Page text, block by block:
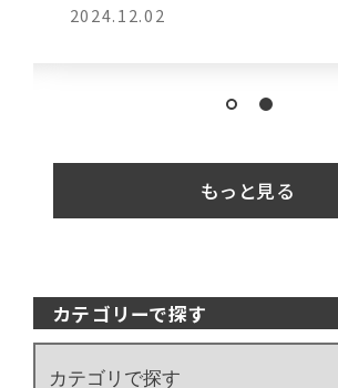
2024.12.02
もっと見る
カテゴリーで探す